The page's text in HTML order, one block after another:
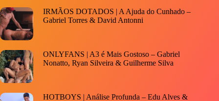
IRMÃOS DOTADOS | A Ajuda do Cunhado –
Gabriel Torres & David Antonni
ONLYFANS | A3 é Mais Gostoso – Gabriel
Nonatto, Ryan Silveira & Guilherme Silva
HOTBOYS | Análise Profunda – Edu Alves &